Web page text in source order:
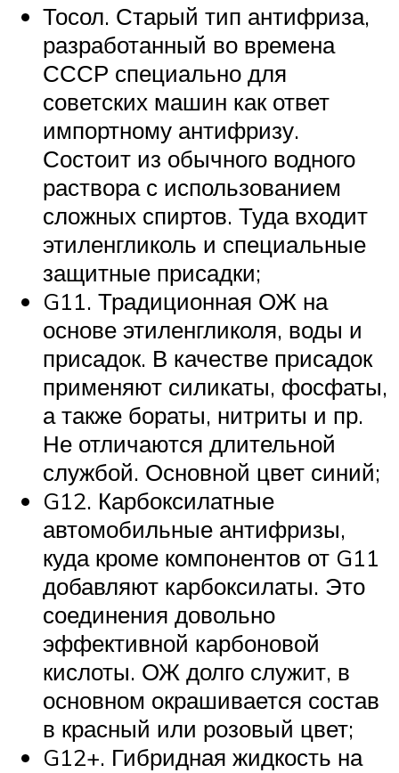
Тосол. Старый тип антифриза,
разработанный во времена
СССР специально для
советских машин как ответ
импортному антифризу.
Состоит из обычного водного
раствора с использованием
сложных спиртов. Туда входит
этиленгликоль и специальные
защитные присадки;
G11. Традиционная ОЖ на
основе этиленгликоля, воды и
присадок. В качестве присадок
применяют силикаты, фосфаты,
а также бораты, нитриты и пр.
Не отличаются длительной
службой. Основной цвет синий;
G12. Карбоксилатные
автомобильные антифризы,
куда кроме компонентов от G11
добавляют карбоксилаты. Это
соединения довольно
эффективной карбоновой
кислоты. ОЖ долго служит, в
основном окрашивается состав
в красный или розовый цвет;
G12+. Гибридная жидкость на